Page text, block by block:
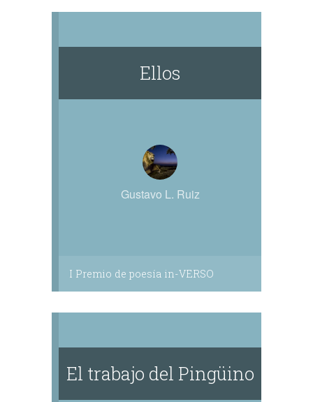
Ellos
Gustavo L. Ruiz
I Premio de poesía in-VERSO
El trabajo del Pingüino